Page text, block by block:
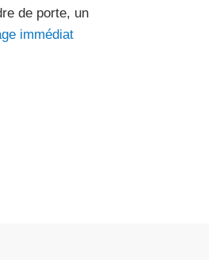
de porte, un
immédiat